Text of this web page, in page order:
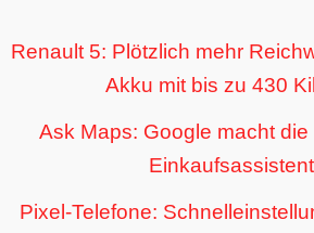
Renault 5: Plötzlich mehr
Akku mit bis zu 430
Ask Maps: Google macht die
Pixel-Telefone: